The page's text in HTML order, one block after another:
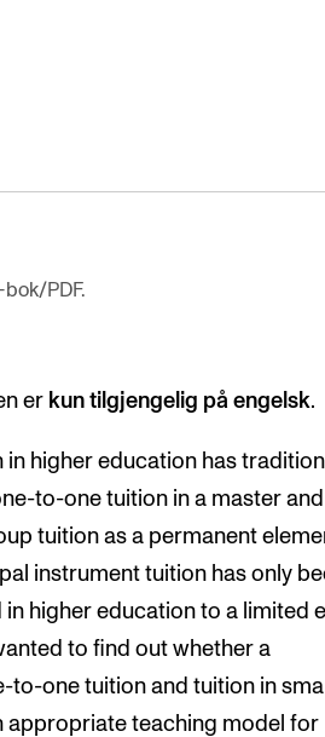
PDF.
er kun tilgjengelig på engelsk.
in higher education has
to-one tuition in a master and
tuition as a permanent
instrument tuition has only
higher education to a limited
to find out whether a
to-one tuition and tuition in
appropriate teaching model for